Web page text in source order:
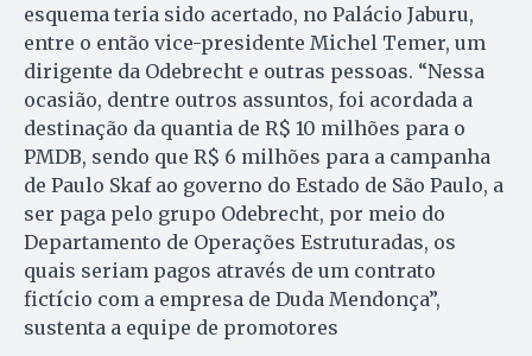
esquema teria sido acertado, no Palácio Jaburu,
entre o então vice-presidente Michel Temer, um
dirigente da Odebrecht e outras pessoas. “Nessa
ocasião, dentre outros assuntos, foi acordada a
destinação da quantia de R$ 10 milhões para o
PMDB, sendo que R$ 6 milhões para a campanha
de Paulo Skaf ao governo do Estado de São Paulo, a
ser paga pelo grupo Odebrecht, por meio do
Departamento de Operações Estruturadas, os
quais seriam pagos através de um contrato
fictício com a empresa de Duda Mendonça”,
sustenta a equipe de promotores